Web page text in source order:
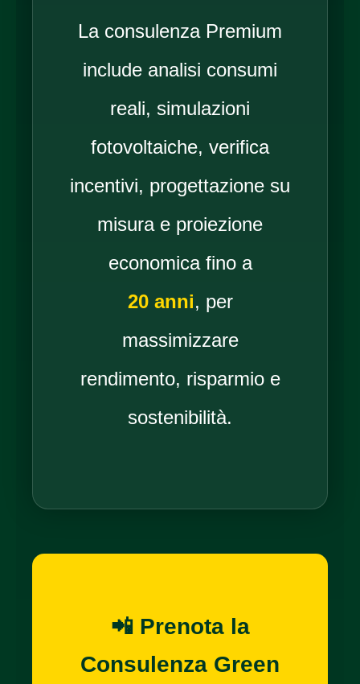
La consulenza Premium
include analisi consumi
reali, simulazioni
fotovoltaiche, verifica
incentivi, progettazione su
misura e proiezione
economica fino a
20 anni, per
massimizzare
rendimento, risparmio e
sostenibilità.
📲 Prenota la
Consulenza Green